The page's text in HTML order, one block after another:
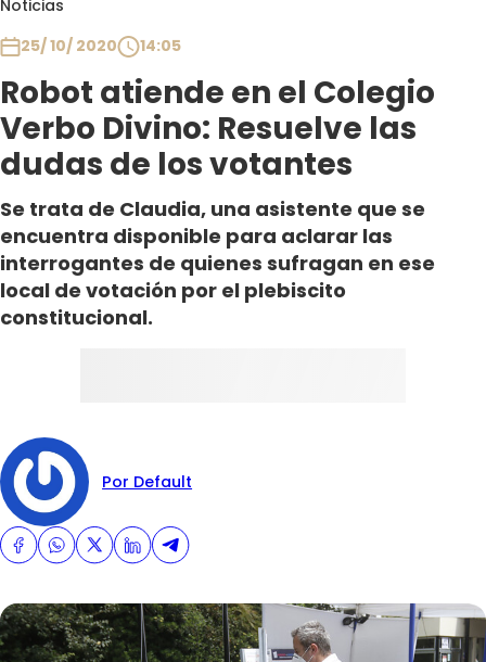
Noticias
25/ 10/ 2020
14:05
Robot atiende en el Colegio
Verbo Divino: Resuelve las
dudas de los votantes
Se trata de Claudia, una asistente que se
encuentra disponible para aclarar las
interrogantes de quienes sufragan en ese
local de votación por el plebiscito
constitucional.
Por Default
Club De La Comedia
Contigo en Directo
Plan Perfecto
El Tiempo
Sabingo
Todos Los Programas